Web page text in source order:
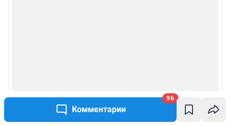
Комментарии
96